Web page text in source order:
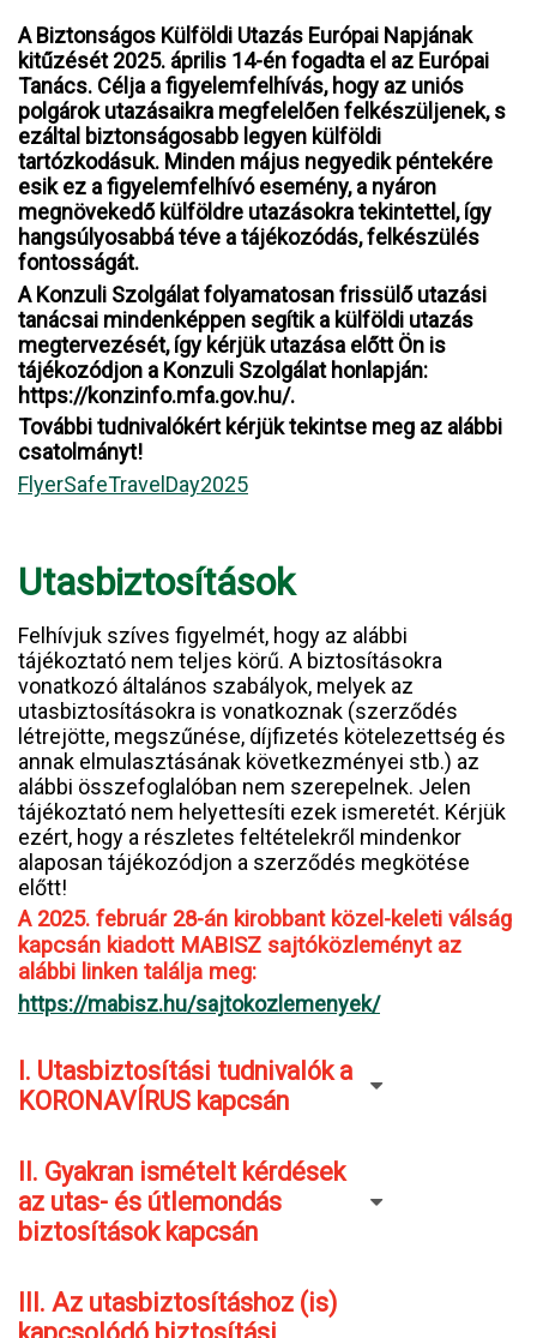
A Biztonságos Külföldi Utazás Európai Napjának
kitűzését 2025. április 14-én fogadta el az Európai
Tanács. Célja a figyelemfelhívás, hogy az uniós
polgárok utazásaikra megfelelően felkészüljenek, s
ezáltal biztonságosabb legyen külföldi
tartózkodásuk. Minden május negyedik péntekére
esik ez a figyelemfelhívó esemény, a nyáron
megnövekedő külföldre utazásokra tekintettel, így
hangsúlyosabbá téve a tájékozódás, felkészülés
fontosságát.
A Konzuli Szolgálat folyamatosan frissülő utazási
tanácsai mindenképpen segítik a külföldi utazás
megtervezését, így kérjük utazása előtt Ön is
tájékozódjon a Konzuli Szolgálat honlapján:
https://konzinfo.mfa.gov.hu/.
További tudnivalókért kérjük tekintse meg az alábbi
csatolmányt!
FlyerSafeTravelDay2025
Utasbiztosítások
Felhívjuk szíves figyelmét, hogy az alábbi
tájékoztató nem teljes körű. A biztosításokra
vonatkozó általános szabályok, melyek az
utasbiztosításokra is vonatkoznak (szerződés
létrejötte, megszűnése, díjfizetés kötelezettség és
annak elmulasztásának következményei stb.) az
alábbi összefoglalóban nem szerepelnek. Jelen
tájékoztató nem helyettesíti ezek ismeretét. Kérjük
ezért, hogy a részletes feltételekről mindenkor
alaposan tájékozódjon a szerződés megkötése
előtt!
A 2025. február 28-án kirobbant közel-keleti válság
kapcsán kiadott MABISZ sajtóközleményt az
alábbi linken találja meg:
https://mabisz.hu/sajtokozlemenyek/
I. Utasbiztosítási tudnivalók a
KORONAVÍRUS kapcsán
II. Gyakran ismételt kérdések
az utas- és útlemondás
biztosítások kapcsán
III. Az utasbiztosításhoz (is)